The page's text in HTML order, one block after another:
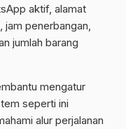
aktif, alamat
jam penerbangan,
jumlah barang
mengatur
seperti ini
alur perjalanan